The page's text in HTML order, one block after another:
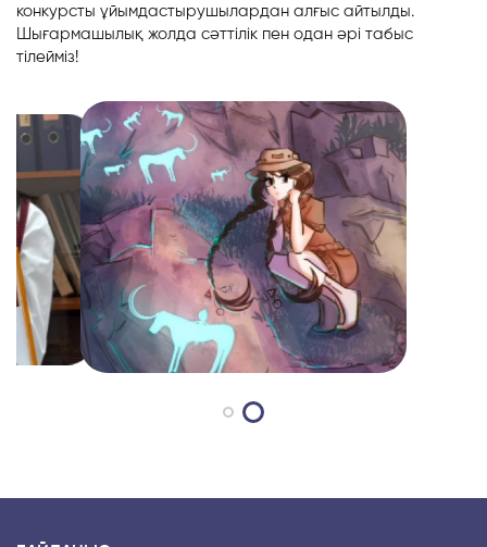
конкурсты ұйымдастырушылардан алғыс айтылды.
Шығармашылық жолда сәттілік пен одан әрі табыс
тілейміз!